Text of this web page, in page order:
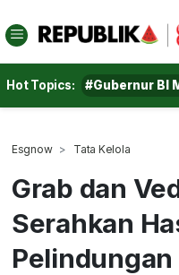
Hot Topics: #Gubernur BI
Esgnow Tata Kelola
Grab dan
Serahkan
Pelindungan